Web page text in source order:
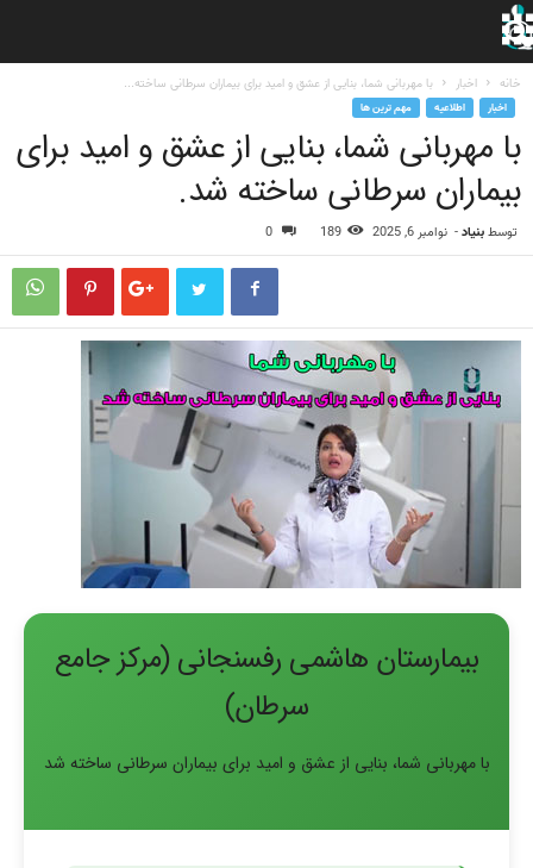
خانه اخبار با مهربانی شما، بنایی از عشق و امید برای بیماران سرطانی ساخته...
اخبار اطلاعیه مهم ترین ها
با مهربانی شما، بنایی از عشق و امید برای
بیماران سرطانی ساخته شد.
توسطبنیاد- نوامبر 6, 2025 189
0
بیمارستان هاشمی رفسنجانی (مرکز جامع
سرطان)
با مهربانی شما، بنایی از عشق و امید برای بیماران سرطانی ساخته شد